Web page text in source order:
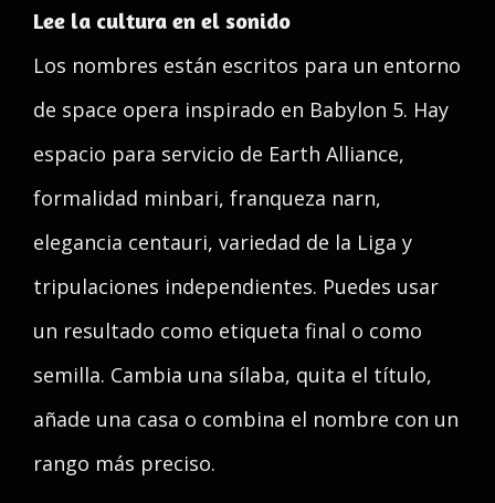
Lee la cultura en el sonido
Los nombres están escritos para un entorno
de space opera inspirado en Babylon 5. Hay
espacio para servicio de Earth Alliance,
formalidad minbari, franqueza narn,
elegancia centauri, variedad de la Liga y
tripulaciones independientes. Puedes usar
un resultado como etiqueta final o como
semilla. Cambia una sílaba, quita el título,
añade una casa o combina el nombre con un
rango más preciso.